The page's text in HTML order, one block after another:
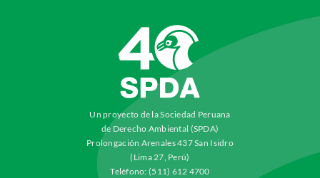
Un proyecto de la Sociedad Peruana
de Derecho Ambiental (SPDA)
Prolongación Arenales 437 San Isidro
(Lima 27, Perú)
Teléfono: (511) 612 4700